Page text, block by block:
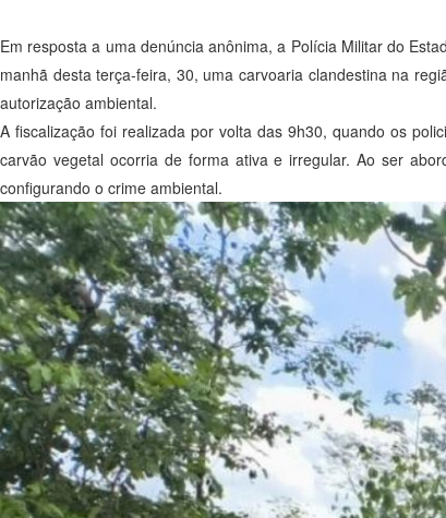
Em resposta a uma denúncia anônima, a Polícia Militar do
manhã desta terça-feira, 30, uma carvoaria clandestina na
autorização ambiental.
A fiscalização foi realizada por volta das 9h30, quando os
carvão vegetal ocorria de forma ativa e irregular. Ao ser
configurando o crime ambiental.